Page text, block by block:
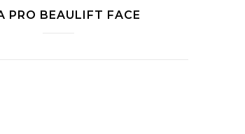
PRO BEAULIFT FACE